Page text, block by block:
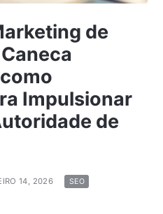
de
Impulsionar
de
14, 2026 SEO